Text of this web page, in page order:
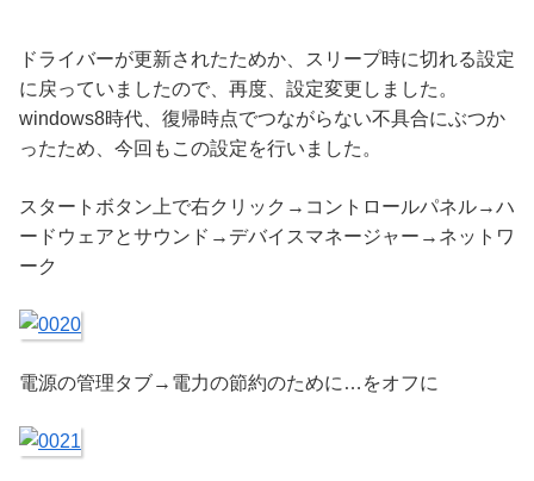
ドライバーが更新されたためか、スリープ時に切れる設定
に戻っていましたので、再度、設定変更しました。
windows8時代、復帰時点でつながらない不具合にぶつか
ったため、今回もこの設定を行いました。
スタートボタン上で右クリック→コントロールパネル→ハ
ードウェアとサウンド→デバイスマネージャー→ネットワ
ーク
電源の管理タブ→電力の節約のために…をオフに